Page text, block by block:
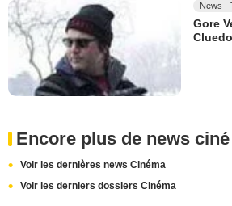
News -
Gore
Encore plus de news ciné
Voir les dernières news Cinéma
Voir les derniers dossiers Cinéma